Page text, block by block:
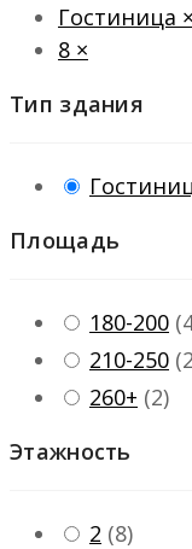
Гостиница ×
8 ×
Тип здания
Площадь
180-200 (
210-250 (2
260+ (2)
Этажность
2 (8)